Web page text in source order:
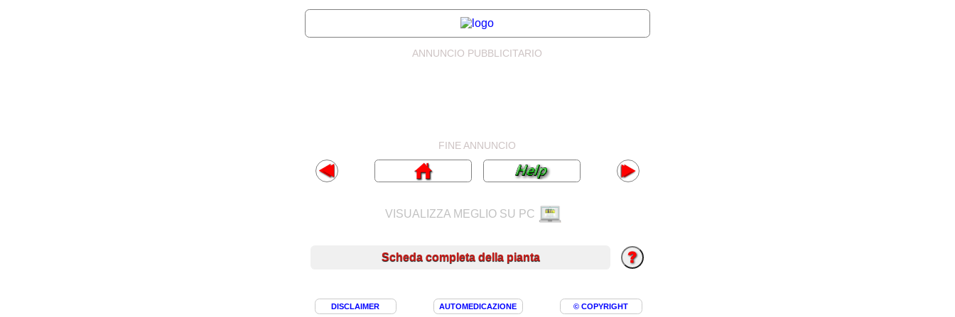
ANNUNCIO PUBBLICITARIO
FINE ANNUNCIO
VISUALIZZA MEGLIO SU PC
Scheda completa della pianta
DISCLAIMER AUTOMEDICAZIONE © COPYRIGHT